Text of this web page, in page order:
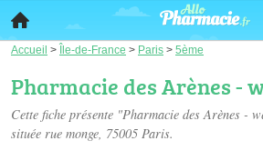
Accueil > Île-de-France > Paris > 5ème
Pharmacie des Arènes -
Cette fiche présente "Pharmacie des Arènes -
située rue monge, 75005 Paris.